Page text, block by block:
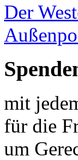
Der
mit
für die
um